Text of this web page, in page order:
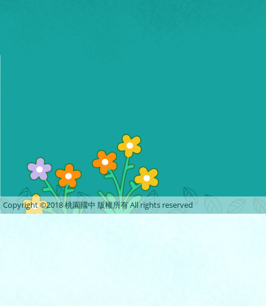
Copyright ©2018 桃園國中 版權所有 All rights reserved